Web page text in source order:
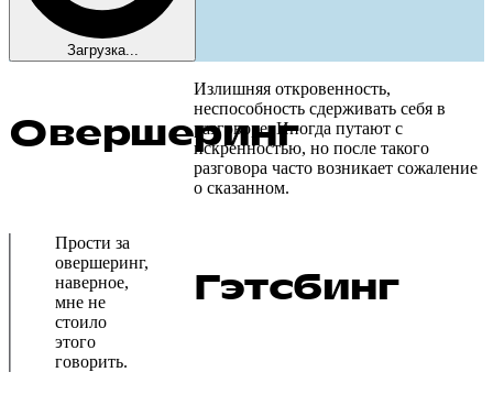
Загрузка...
Овершеринг
Излишняя откровенность,
неспособность сдерживать себя в
разговоре. Иногда путают с
искренностью, но после такого
разговора часто возникает сожаление
о сказанном.
Прости за
овершеринг,
наверное,
мне не
стоило
этого
говорить.
Гэтсбинг